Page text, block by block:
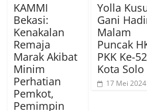
KAMMI
Bekasi:
Kenakalan
Remaja
Marak Akibat
Minim
Perhatian
Pemkot,
Pemimpin
Yolla
Gani
Malam
Puncak
PKK Ke-
Kota Solo
17 Mei 2024